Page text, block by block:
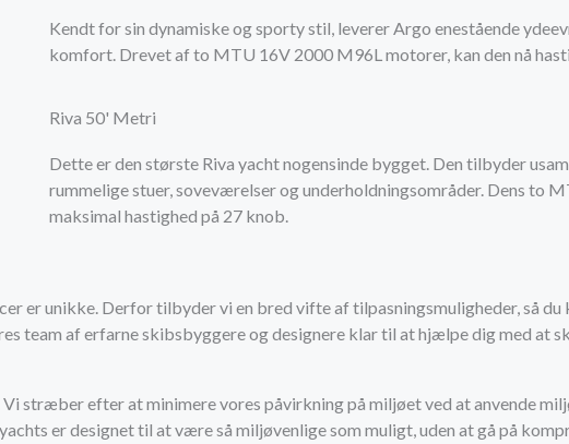
Kendt for sin dynamiske og sporty stil, leverer Argo enestående
komfort. Drevet af to MTU 16V 2000 M96L motorer, kan den nå
Riva 50' Metri
Dette er den største Riva yacht nogensinde bygget. Den tilbyder
rummelige stuer, soveværelser og underholdningsområder. Dens to
maksimal hastighed på 27 knob.
er unikke. Derfor tilbyder vi en bred vifte af tilpasningsmuligheder, så du
team af erfarne skibsbyggere og designere klar til at hjælpe dig med at
stræber efter at minimere vores påvirkning på miljøet ved at anvende
er designet til at være så miljøvenlige som muligt, uden at gå på